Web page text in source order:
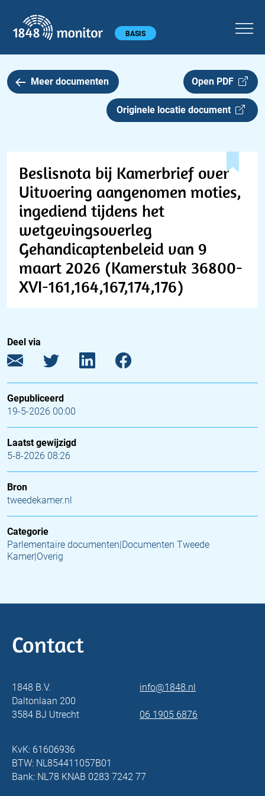
Hoofdmenu BASIS
Meer documenten Open PDF
Originele locatie document
Beslisnota bij Kamerbrief over
Uitvoering aangenomen moties,
ingediend tijdens het
wetgevingsoverleg
Gehandicaptenbeleid van 9
maart 2026 (Kamerstuk 36800-
XVI-161,164,167,174,176)
Deel via
Gepubliceerd
19-5-2026 00:00
Laatst gewijzigd
5-8-2026 08:26
Bron
tweedekamer.nl
Categorie
Parlementaire documenten|Documenten Tweede
Kamer|Overig
Contact
1848 B.V.
Daltonlaan 200
3584 BJ Utrecht
info@1848.nl
06 1905 6876
KvK: 61606936
BTW: NL854411057B01
Bank: NL78 KNAB 0283 7242 77